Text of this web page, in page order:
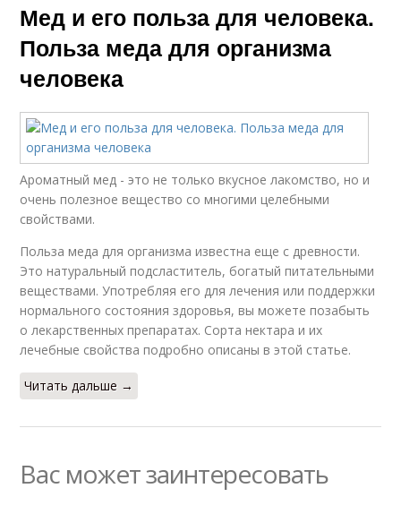
Мед и его польза для человека.
Польза меда для организма
человека
Ароматный мед - это не только вкусное лакомство, но и
очень полезное вещество со многими целебными
свойствами.
Польза меда для организма известна еще с древности.
Это натуральный подсластитель, богатый питательными
веществами. Употребляя его для лечения или поддержки
нормального состояния здоровья, вы можете позабыть
о лекарственных препаратах. Сорта нектара и их
лечебные свойства подробно описаны в этой статье.
Читать дальше →
Вас может заинтересовать